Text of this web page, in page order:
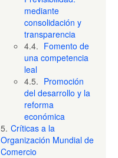
mediante
consolidación y
transparencia
4.4. Fomento de
una competencia
leal
4.5. Promoción
del desarrollo y la
reforma
económica
5. Críticas a la
Organización Mundial de
Comercio